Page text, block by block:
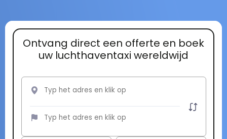
Ontvang direct een offerte en boek
uw luchthaventaxi wereldwijd